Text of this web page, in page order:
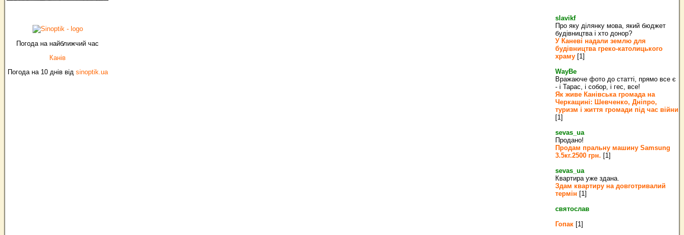
Погода на найближчий час
Канів
Погода на 10 днів від sinoptik.ua
slavikf
Про яку ділянку мова, який бюджет
будівництва і хто донор?
У Каневі надали землю для
будівництва греко‐католицького
храму [1]
WayBe
Вражаюче фото до статті, прямо все є
- і Тарас, і собор, і гес, все!
Як живе Канівська громада на
Черкащині: Шевченко, Дніпро,
туризм і життя громади під час війни
[1]
sevas_ua
Продано!
Продам пральну машину Samsung
3.5кг.2500 грн. [1]
sevas_ua
Квартира уже здана.
Здам квартиру на довготривалий
термін [1]
святослав
Гопак [1]